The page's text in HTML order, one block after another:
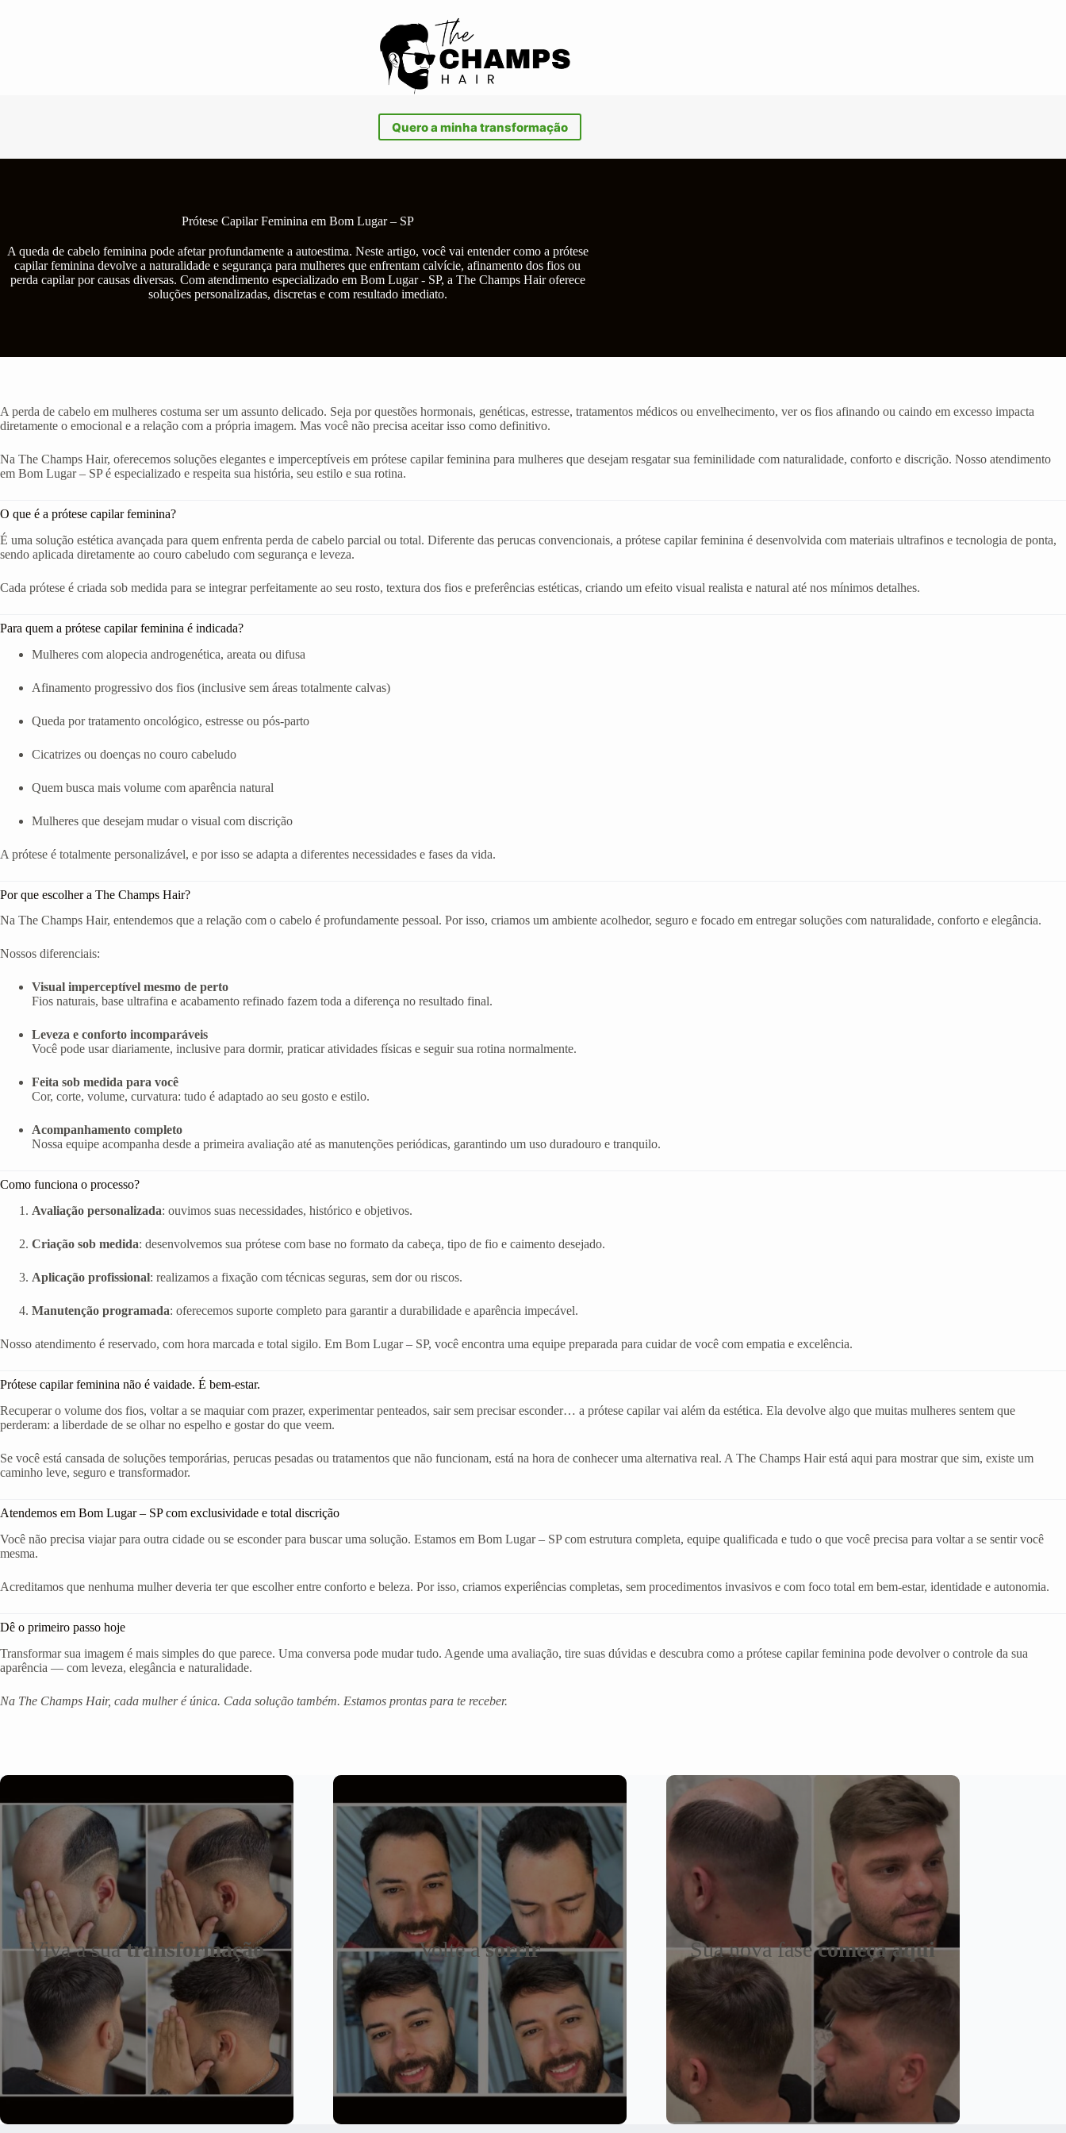
Quero a minha transformação
Prótese Capilar Feminina em Bom Lugar – SP
A queda de cabelo feminina pode afetar profundamente a autoestima. Neste artigo, você vai entender como a prótese
capilar feminina devolve a naturalidade e segurança para mulheres que enfrentam calvície, afinamento dos fios ou
perda capilar por causas diversas. Com atendimento especializado em Bom Lugar - SP, a The Champs Hair oferece
soluções personalizadas, discretas e com resultado imediato.
A perda de cabelo em mulheres costuma ser um assunto delicado. Seja por questões hormonais, genéticas, estresse, tratamentos médicos ou envelhecimento, ver os fios afinando ou caindo em excesso impacta
diretamente o emocional e a relação com a própria imagem. Mas você não precisa aceitar isso como definitivo.
Na The Champs Hair, oferecemos soluções elegantes e imperceptíveis em prótese capilar feminina para mulheres que desejam resgatar sua feminilidade com naturalidade, conforto e discrição. Nosso atendimento
em Bom Lugar – SP é especializado e respeita sua história, seu estilo e sua rotina.
O que é a prótese capilar feminina?
É uma solução estética avançada para quem enfrenta perda de cabelo parcial ou total. Diferente das perucas convencionais, a prótese capilar feminina é desenvolvida com materiais ultrafinos e tecnologia de ponta,
sendo aplicada diretamente ao couro cabeludo com segurança e leveza.
Cada prótese é criada sob medida para se integrar perfeitamente ao seu rosto, textura dos fios e preferências estéticas, criando um efeito visual realista e natural até nos mínimos detalhes.
Para quem a prótese capilar feminina é indicada?
Mulheres com alopecia androgenética, areata ou difusa
Afinamento progressivo dos fios (inclusive sem áreas totalmente calvas)
Queda por tratamento oncológico, estresse ou pós-parto
Cicatrizes ou doenças no couro cabeludo
Quem busca mais volume com aparência natural
Mulheres que desejam mudar o visual com discrição
A prótese é totalmente personalizável, e por isso se adapta a diferentes necessidades e fases da vida.
Por que escolher a The Champs Hair?
Na The Champs Hair, entendemos que a relação com o cabelo é profundamente pessoal. Por isso, criamos um ambiente acolhedor, seguro e focado em entregar soluções com naturalidade, conforto e elegância.
Nossos diferenciais:
Visual imperceptível mesmo de perto
Fios naturais, base ultrafina e acabamento refinado fazem toda a diferença no resultado final.
Leveza e conforto incomparáveis
Você pode usar diariamente, inclusive para dormir, praticar atividades físicas e seguir sua rotina normalmente.
Feita sob medida para você
Cor, corte, volume, curvatura: tudo é adaptado ao seu gosto e estilo.
Acompanhamento completo
Nossa equipe acompanha desde a primeira avaliação até as manutenções periódicas, garantindo um uso duradouro e tranquilo.
Como funciona o processo?
Avaliação personalizada: ouvimos suas necessidades, histórico e objetivos.
Criação sob medida: desenvolvemos sua prótese com base no formato da cabeça, tipo de fio e caimento desejado.
Aplicação profissional: realizamos a fixação com técnicas seguras, sem dor ou riscos.
Manutenção programada: oferecemos suporte completo para garantir a durabilidade e aparência impecável.
Nosso atendimento é reservado, com hora marcada e total sigilo. Em Bom Lugar – SP, você encontra uma equipe preparada para cuidar de você com empatia e excelência.
Prótese capilar feminina não é vaidade. É bem-estar.
Recuperar o volume dos fios, voltar a se maquiar com prazer, experimentar penteados, sair sem precisar esconder… a prótese capilar vai além da estética. Ela devolve algo que muitas mulheres sentem que
perderam: a liberdade de se olhar no espelho e gostar do que veem.
Se você está cansada de soluções temporárias, perucas pesadas ou tratamentos que não funcionam, está na hora de conhecer uma alternativa real. A The Champs Hair está aqui para mostrar que sim, existe um
caminho leve, seguro e transformador.
Atendemos em Bom Lugar – SP com exclusividade e total discrição
Você não precisa viajar para outra cidade ou se esconder para buscar uma solução. Estamos em Bom Lugar – SP com estrutura completa, equipe qualificada e tudo o que você precisa para voltar a se sentir você
mesma.
Acreditamos que nenhuma mulher deveria ter que escolher entre conforto e beleza. Por isso, criamos experiências completas, sem procedimentos invasivos e com foco total em bem-estar, identidade e autonomia.
Dê o primeiro passo hoje
Transformar sua imagem é mais simples do que parece. Uma conversa pode mudar tudo. Agende uma avaliação, tire suas dúvidas e descubra como a prótese capilar feminina pode devolver o controle da sua
aparência — com leveza, elegância e naturalidade.
Na The Champs Hair, cada mulher é única. Cada solução também. Estamos prontas para te receber.
Viva a suatransformação Volte asorrir Sua nova fasecomeça aqui